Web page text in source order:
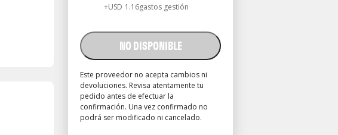
+USD 1 .16gastos gestión
NO DISPONIBLE
Este proveedor no acepta cambios ni
devoluciones. Revisa atentamente tu
pedido antes de efectuar la
confirmación. Una vez confirmado no
podrá ser modificado ni cancelado.